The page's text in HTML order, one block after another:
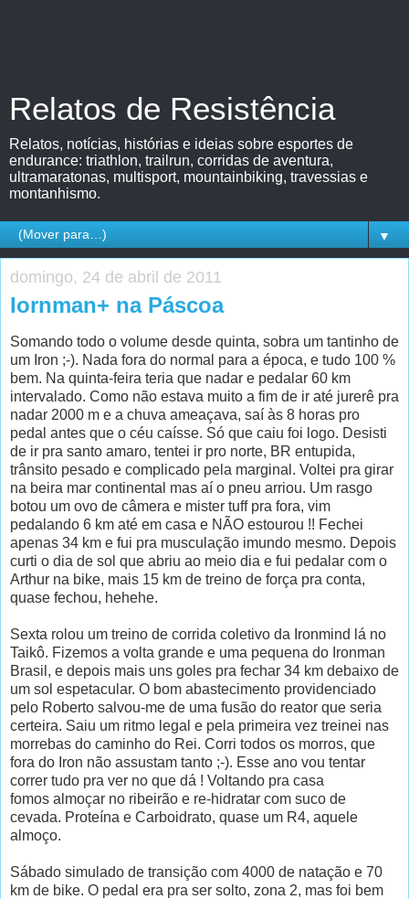
Relatos de Resistência
Relatos, notícias, histórias e ideias sobre esportes de
endurance: triathlon, trailrun, corridas de aventura,
ultramaratonas, multisport, mountainbiking, travessias e
montanhismo.
▼
domingo, 24 de abril de 2011
Iornman+ na Páscoa
Somando todo o volume desde quinta, sobra um tantinho de
um Iron ;-). Nada fora do normal para a época, e tudo 100 %
bem. Na quinta-feira teria que nadar e pedalar 60 km
intervalado. Como não estava muito a fim de ir até jurerê pra
nadar 2000 m e a chuva ameaçava, saí às 8 horas pro
pedal antes que o céu caísse. Só que caiu foi logo. Desisti
de ir pra santo amaro, tentei ir pro norte, BR entupida,
trânsito pesado e complicado pela marginal. Voltei pra girar
na beira mar continental mas aí o pneu arriou. Um rasgo
botou um ovo de câmera e mister tuff pra fora, vim
pedalando 6 km até em casa e NÃO estourou !! Fechei
apenas 34 km e fui pra musculação imundo mesmo. Depois
curti o dia de sol que abriu ao meio dia e fui pedalar com o
Arthur na bike, mais 15 km de treino de força pra conta,
quase fechou, hehehe.
Sexta rolou um treino de corrida coletivo da Ironmind lá no
Taikô. Fizemos a volta grande e uma pequena do Ironman
Brasil, e depois mais uns goles pra fechar 34 km debaixo de
um sol espetacular. O bom abastecimento providenciado
pelo Roberto salvou-me de uma fusão do reator que seria
certeira. Saiu um ritmo legal e pela primeira vez treinei nas
morrebas do caminho do Rei. Corri todos os morros, que
fora do Iron não assustam tanto ;-). Esse ano vou tentar
correr tudo pra ver no que dá ! Voltando pra casa
fomos almoçar no ribeirão e re-hidratar com suco de
cevada. Proteína e Carboidrato, quase um R4, aquele
almoço.
Sábado simulado de transição com 4000 de natação e 70
km de bike. O pedal era pra ser solto, zona 2, mas foi bem